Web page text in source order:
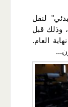
لنقل
وذلك قبل
العام.